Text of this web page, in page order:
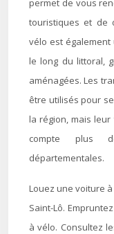
permet de vous
touristiques et de
vélo est
le long du littoral,
aménagées. Les
être utilisés pour
la région, mais
compte plus
départementales.
Louez une voiture
Saint-Lô.
à vélo. Consultez